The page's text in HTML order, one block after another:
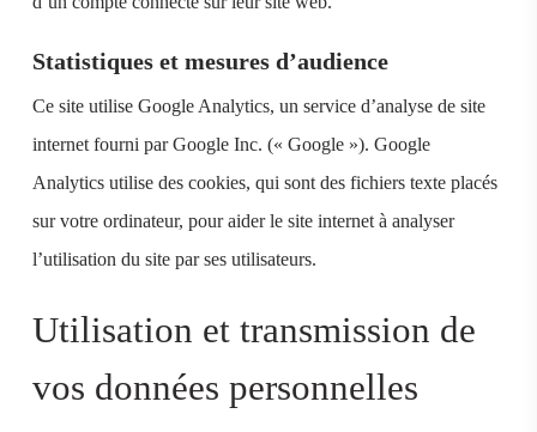
Statistiques et mesures d’audience
Ce site utilise Google Analytics, un service d’analyse de site
internet fourni par Google Inc. (« Google »). Google
Analytics utilise des cookies, qui sont des fichiers texte placés
sur votre ordinateur, pour aider le site internet à analyser
l’utilisation du site par ses utilisateurs.
Utilisation et transmission de
vos données personnelles